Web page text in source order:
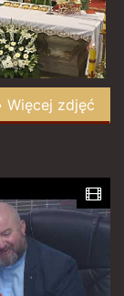
Więcej zdjęć